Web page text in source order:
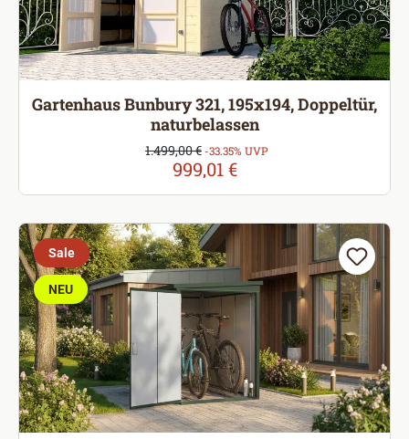
Gartenhaus Bunbury 321, 195x194, Doppeltür,
naturbelassen
Verkaufspreis:
999,01 €
Regulärer Preis:
1.499,00 € -33.35% UVP
Sale
NEU